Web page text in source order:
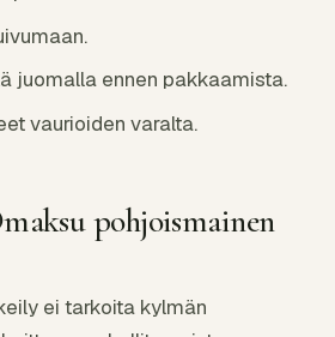
juomalla ennen pakkaamista.
vaurioiden varalta.
pohjoismainen
ei tarkoita kylmän